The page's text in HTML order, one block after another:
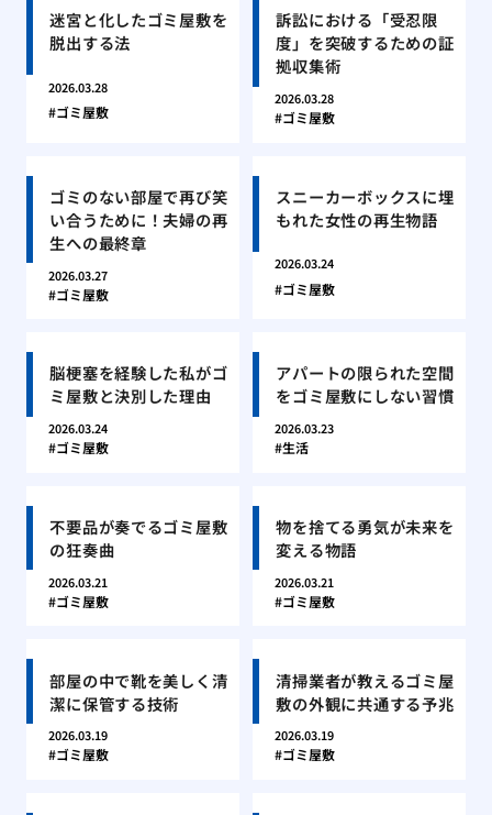
迷宮と化したゴミ屋敷を
脱出する法
2026.03.28
ゴミ屋敷
訴訟における「受忍限
度」を突破するための証
拠収集術
2026.03.28
ゴミ屋敷
ゴミのない部屋で再び笑
い合うために！夫婦の再
生への最終章
2026.03.27
ゴミ屋敷
スニーカーボックスに埋
もれた女性の再生物語
2026.03.24
ゴミ屋敷
脳梗塞を経験した私がゴ
ミ屋敷と決別した理由
2026.03.24
ゴミ屋敷
アパートの限られた空間
をゴミ屋敷にしない習慣
2026.03.23
生活
不要品が奏でるゴミ屋敷
の狂奏曲
2026.03.21
ゴミ屋敷
物を捨てる勇気が未来を
変える物語
2026.03.21
ゴミ屋敷
部屋の中で靴を美しく清
潔に保管する技術
2026.03.19
ゴミ屋敷
清掃業者が教えるゴミ屋
敷の外観に共通する予兆
2026.03.19
ゴミ屋敷